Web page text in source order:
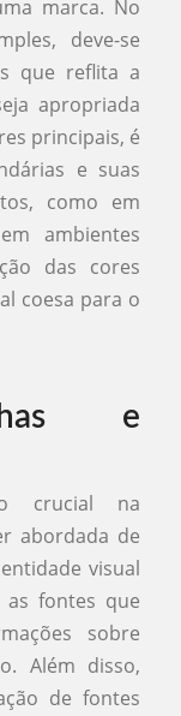
marca. No
deve-se
que reflita a
apropriada
principais, é
e suas
como em
ambientes
das cores
coesa para o
e
crucial na
abordada de
visual
as fontes que
sobre
Além disso,
de fontes